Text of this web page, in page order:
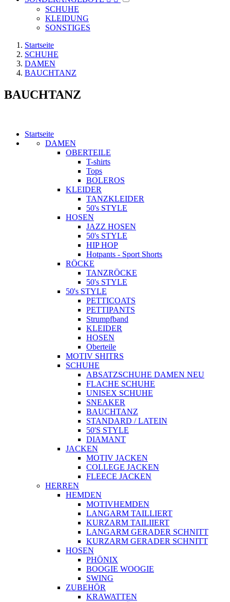
SCHUHE
KLEIDUNG
SONSTIGES
Startseite
SCHUHE
DAMEN
BAUCHTANZ
BAUCHTANZ
Startseite
DAMEN
OBERTEILE
T-shirts
Tops
BOLEROS
KLEIDER
TANZKLEIDER
50's STYLE
HOSEN
JAZZ HOSEN
50's STYLE
HIP HOP
Hotpants - Sport Shorts
RÖCKE
TANZRÖCKE
50's STYLE
50's STYLE
PETTICOATS
PETTIPANTS
Strumpfband
KLEIDER
HOSEN
Oberteile
MOTIV SHITRS
SCHUHE
ABSATZSCHUHE DAMEN NEU
FLACHE SCHUHE
UNISEX SCHUHE
SNEAKER
BAUCHTANZ
STANDARD / LATEIN
50'S STYLE
DIAMANT
JACKEN
MOTIV JACKEN
COLLEGE JACKEN
FLEECE JACKEN
HERREN
HEMDEN
MOTIVHEMDEN
LANGARM TAILLIERT
KURZARM TAILIIERT
LANGARM GERADER SCHNITT
KURZARM GERADER SCHNITT
HOSEN
PHÖNIX
BOOGIE WOOGIE
SWING
ZUBEHÖR
KRAWATTEN